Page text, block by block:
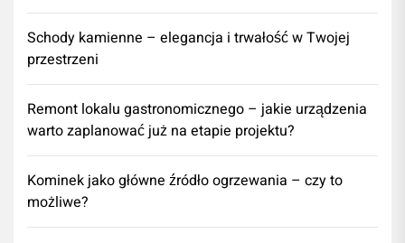
Schody kamienne – elegancja i trwałość w Twojej
przestrzeni
​Remont lokalu gastronomicznego – jakie urządzenia
warto zaplanować już na etapie projektu?
Kominek jako główne źródło ogrzewania – czy to
możliwe?